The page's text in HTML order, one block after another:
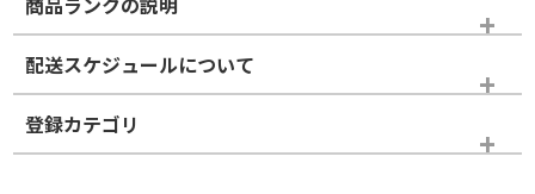
※商品ランクは出品者の主観により判断しておりますので、あら
かじめご了承ください。
ホイールランク
配送スケジュールについて
登録カテゴリ
タイヤホイールセット